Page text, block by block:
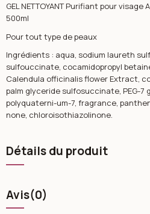
GEL NETTOYANT Purifiant pour visage
500ml
Pour tout type de peaux
Ingrédients : aqua, sodium laureth
sulfouccinate, cocamidopropyl
Calendula officinalis flower Extract,
palm glyceride sulfosuccinate, PEG-7
polyquaterni-um-7, fragrance,
none, chloroisothiazolinone.
Détails du produit
Avis(0)